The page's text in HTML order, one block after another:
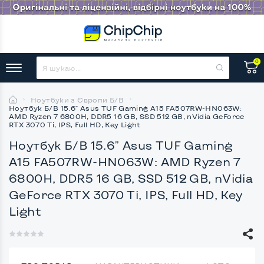
0
Ноутбуки з Європи Б/В
Ноутбук Б/В 15.6" Asus TUF Gaming A15 FA507RW-HN063W:
AMD Ryzen 7 6800H, DDR5 16 GB, SSD 512 GB, nVidia GeForce
RTX 3070 Ti, IPS, Full HD, Key Light
Ноутбук Б/В 15.6" Asus TUF Gaming
A15 FA507RW-HN063W: AMD Ryzen 7
6800H, DDR5 16 GB, SSD 512 GB, nVidia
GeForce RTX 3070 Ti, IPS, Full HD, Key
Light